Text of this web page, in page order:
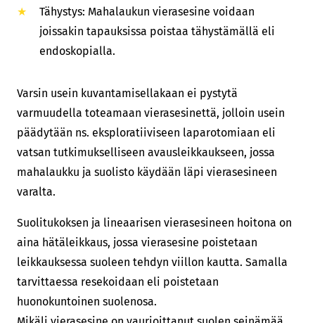
Tähystys: Mahalaukun vierasesine voidaan
joissakin tapauksissa poistaa tähystämällä eli
endoskopialla.
Varsin usein kuvantamisellakaan ei pystytä
varmuudella toteamaan vierasesinettä, jolloin usein
päädytään ns. eksploratiiviseen laparotomiaan eli
vatsan tutkimukselliseen avausleikkaukseen, jossa
mahalaukku ja suolisto käydään läpi vierasesineen
varalta.
Suolitukoksen ja lineaarisen vierasesineen hoitona on
aina hätäleikkaus, jossa vierasesine poistetaan
leikkauksessa suoleen tehdyn viillon kautta. Samalla
tarvittaessa resekoidaan eli poistetaan
huonokuntoinen suolenosa.